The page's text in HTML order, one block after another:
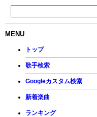
MENU
トップ
歌手検索
Googleカスタム検索
新着楽曲
ランキング